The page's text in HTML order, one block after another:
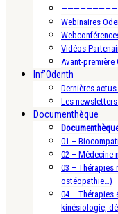
Webinaires
Vidéos
Avant-première
Inf’Odenth
Dernières actus
Les newsletters
Documenthèque
01 –
02 – Médecine
03 – Thérapies
ostéopathie…)
04 – Thérapies
kinésiologie,